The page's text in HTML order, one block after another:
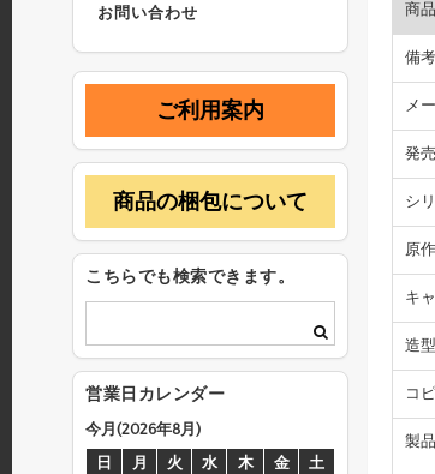
お問い合わせ 商
備考
メ
発
シ
原
キ
造
コ
製
ご利用案内
商品の梱包について
こちらでも検索できます。
営業日カレンダー
今月(2026年8月)
日
月 火 水 木 金
土